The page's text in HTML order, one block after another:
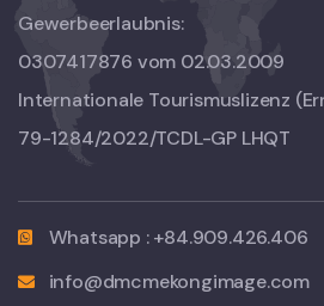
Gewerbeerlaubnis:
0307417876 vom 02.03.2009
Internationale Tourismuslizenz
79-1284/2022/TCDL-GP LHQT
Whatsapp : +84.909.426.406
info@dmcmekongimage.com